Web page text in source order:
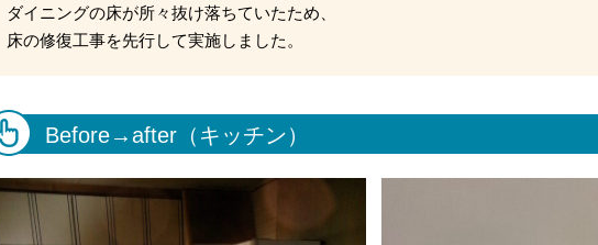
ダイニングの床が所々抜け落ちていたため、
床の修復工事を先行して実施しました。
Before→after（キッチン）